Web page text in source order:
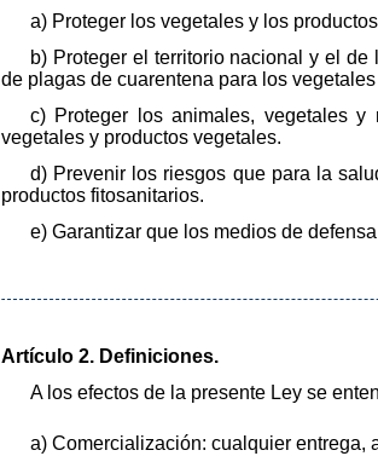
a) Proteger los vegetales y los
b) Proteger el territorio nacional y el
de plagas de cuarentena para los
c) Proteger los animales, vegetales
vegetales y productos vegetales.
d) Prevenir los riesgos que para la
productos fitosanitarios.
e) Garantizar que los medios de
Artículo 2. Definiciones.
A los efectos de la presente Ley se
a) Comercialización: cualquier entrega,